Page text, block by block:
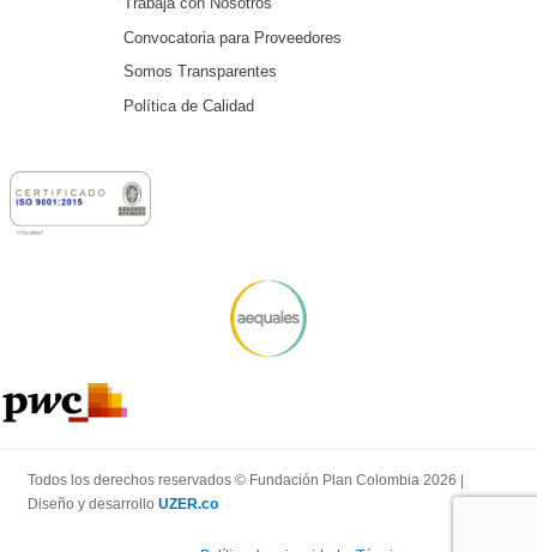
Convocatoria para Proveedores
Somos Transparentes
Política de Calidad
Todos los derechos reservados © Fundación Plan Colombia 2026 |
Diseño y desarrollo UZER.co